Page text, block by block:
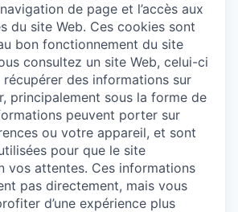
de page et l’accès aux
du site Web. Ces cookies sont
bon fonctionnement du site
consultez un site Web, celui-ci
des informations sur
principalement sous la forme de
peuvent porter sur
ou votre appareil, et sont
pour que le site
vos attentes. Ces informations
pas directement, mais vous
d’une expérience plus